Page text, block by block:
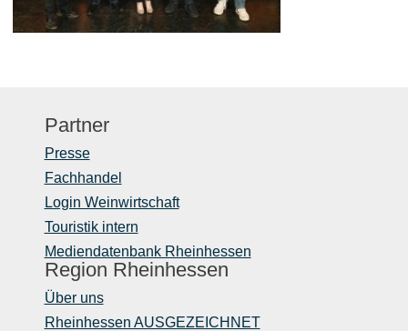
Partner
Presse
Fachhandel
Login Weinwirtschaft
Touristik intern
Mediendatenbank Rheinhessen
Region Rheinhessen
Über uns
Rheinhessen AUSGEZEICHNET